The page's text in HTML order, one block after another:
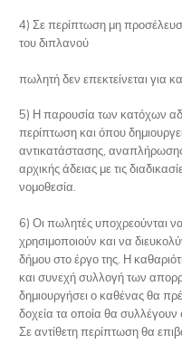
4) Σε περίπτωση μη
του διπλανού
πωλητή δεν επεκτείνεται για
5) Η παρουσία των κατόχων
περίπτωση και όπου
αντικατάστασης,
αρχικής άδειας με τις
νομοθεσία.
6) Οι πωλητές υποχρεούνται
χρησιμοποιούν και να
δήμου στο έργο της. Η
και συνεχή συλλογή των
δημιουργήσει ο καθένας θα
δοχεία τα οποία θα συλλέγουν
Σε αντίθετη περίπτωση θα